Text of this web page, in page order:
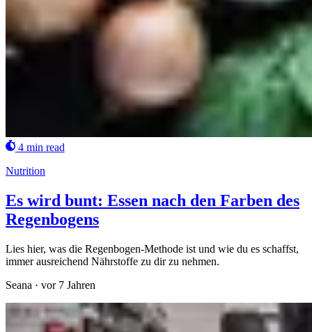
4 min read
Nutrition
Es wird bunt: Essen nach den Farben des
Regenbogens
Lies hier, was die Regenbogen-Methode ist und wie du es schaffst,
immer ausreichend Nährstoffe zu dir zu nehmen.
Seana · vor 7 Jahren